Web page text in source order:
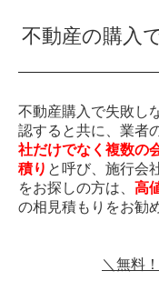
不動産の購入
不動産購入で失敗し
認すると共に、業者
社だけでなく複数の
積り と呼び、施行会
をお探しの方は、 高
の相見積もりをお勧
＼無料